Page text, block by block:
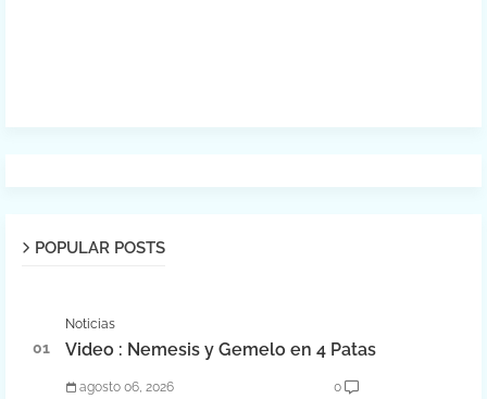
POPULAR POSTS
Noticias
Video : Nemesis y Gemelo en 4 Patas
agosto 06, 2026 0